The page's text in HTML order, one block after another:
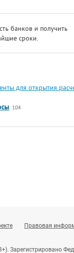
банков и получить
сроки.
для открытия
104
Правовая
Зарегистрировано